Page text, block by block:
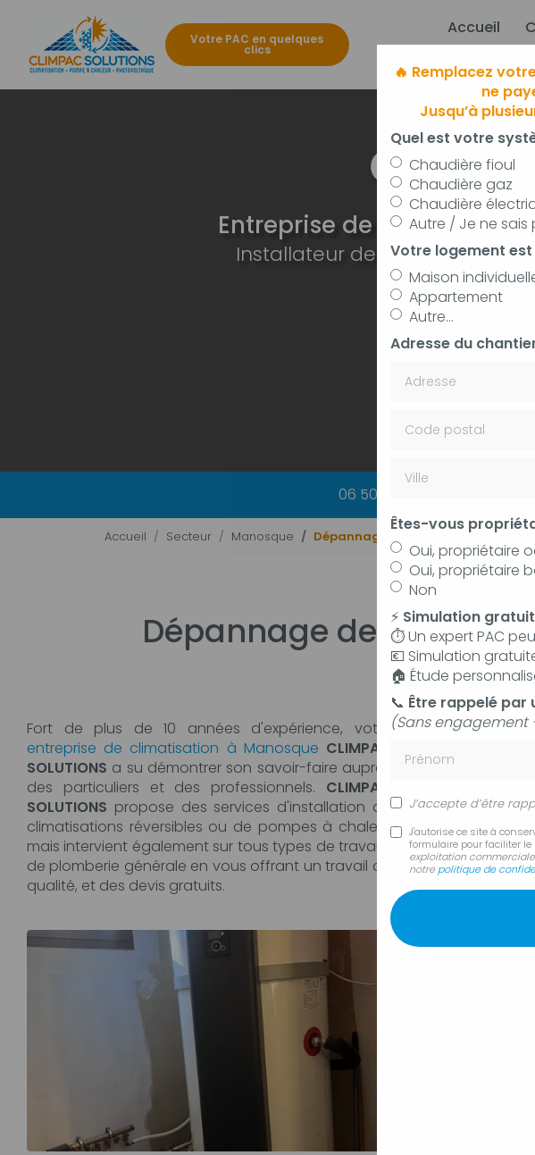
contenu
principal
Votre PAC en quelques
clics Navigation principale
Accueil
Entreprise de
Installateur de pompes à
06 50 83 35 36
Accueil Secteur Manosque Dépannage de chauffe eau
Dépannage de chauffe
Fort de plus de 10 années d'expérience, votre
entreprise de climatisation à Manosque CLIMPAC
SOLUTIONS a su démontrer son savoir-faire auprès
des particuliers et des professionnels. CLIMPAC
SOLUTIONS propose des services d'installation de
climatisations réversibles ou de pompes à chaleur
mais intervient également sur tous types de travaux
de plomberie générale en vous offrant un travail de
qualité, et des devis gratuits.
En plus de
vous propose
Changement
Changement
électrique
Contrat
Coût achat et
Création et
🔥 Remplacez
ne
Jusqu’à
Quel est votre
Chaudière fioul
Chaudière gaz
Chaudière
Autre / Je ne sais
Votre logement est
Maison
Appartement
Autre...
Adresse du
Êtes-vous
Oui, propriétaire
Oui, propriétaire
Non
⚡ Simulation
⏱️ Un expert PAC
💶 Simulation
🏠 Étude
📞 Être rappelé par
(Sans engagement
J’accepte d’être
J'autorise ce site à
formulaire pour faciliter
exploitation
notre politique de